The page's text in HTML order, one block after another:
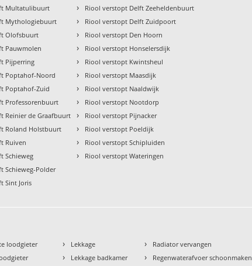
Multatulibuurt
Mythologiebuurt
Olofsbuurt
Pauwmolen
Pijperring
Poptahof-Noord
Poptahof-Zuid
Professorenbuurt
Reinier de Graafbuurt
Roland Holstbuurt
Ruiven
Schieweg
Schieweg-Polder
Sint Joris
› Riool verstopt Delft Zeeheldenbuurt
› Riool verstopt Delft Zuidpoort
› Riool verstopt Den Hoorn
› Riool verstopt Honselersdijk
› Riool verstopt Kwintsheul
› Riool verstopt Maasdijk
› Riool verstopt Naaldwijk
› Riool verstopt Nootdorp
› Riool verstopt Pijnacker
› Riool verstopt Poeldijk
› Riool verstopt Schipluiden
› Riool verstopt Wateringen
loodgieter › Lekkage
› Lekkage badkamer
› Radiator vervangen
› Regenwaterafvoer schoonmaken